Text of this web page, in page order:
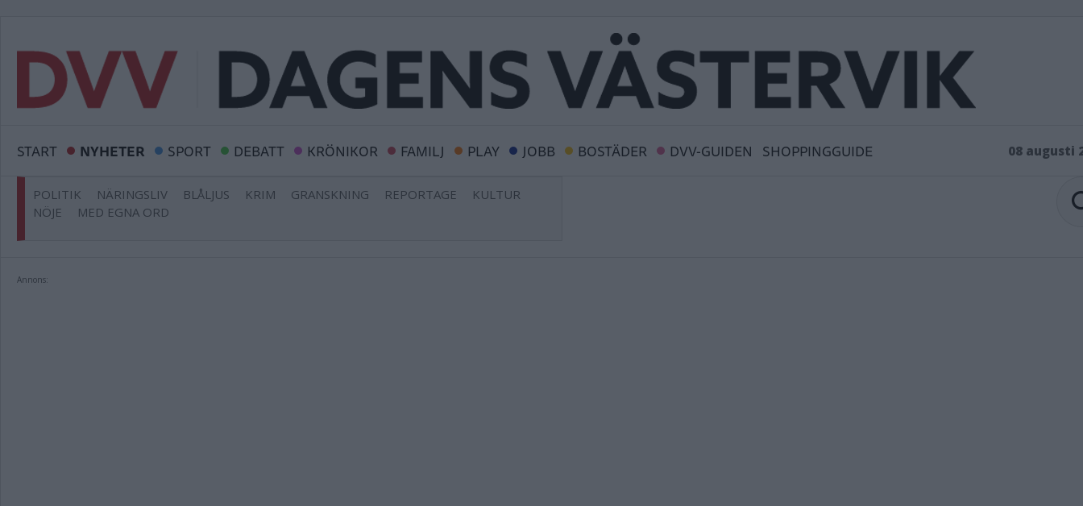
START NYHETER SPORT DEBATT KRÖNIKOR FAMILJ PLAY JOBB BOSTÄDER DVV-GUIDEN SHOPPINGGUIDE 08 augusti
POLITIK NÄRINGSLIV BLÅLJUS KRIM GRANSKNING REPORTAGE
KULTUR
NÖJE
MED EGNA ORD
Annons: